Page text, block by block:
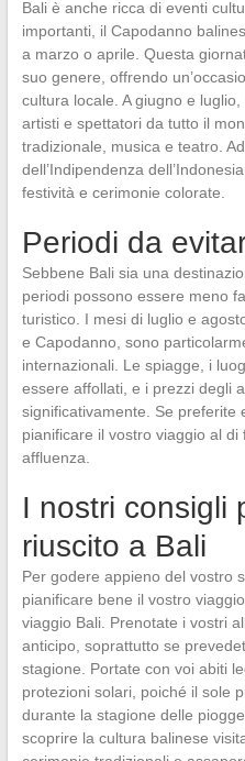
Bali è anche ricca di eventi
importanti, il Capodanno
a marzo o aprile. Questa
suo genere, offrendo
cultura locale. A giugno e
artisti e spettatori da tutto il
tradizionale, musica e teatro.
dell’Indipendenza
festività e cerimonie colorate.
Periodi da
Sebbene Bali sia una
periodi possono essere meno
turistico. I mesi di luglio e
e Capodanno, sono
internazionali. Le spiagge, i
essere affollati, e i prezzi degli
significativamente. Se preferite
pianificare il vostro viaggio al
affluenza.
I nostri consigli
riuscito a Bali
Per godere appieno del vostro
pianificare bene il vostro
viaggio Bali. Prenotate i vostri
anticipo, soprattutto se
stagione. Portate con voi abiti
protezioni solari, poiché il sole
durante la stagione delle
scoprire la cultura balinese